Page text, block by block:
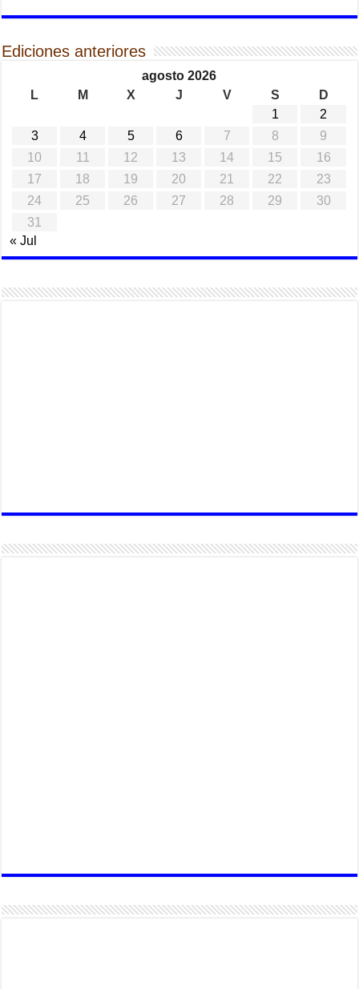
Ediciones anteriores
agosto 2026
L
M X J V S
D
1
2
3
4 5 6 7 8
9
10
11 12 13 14 15
16
17
18 19 20 21 22
23
24
25 26 27 28 29
30
31
« Jul